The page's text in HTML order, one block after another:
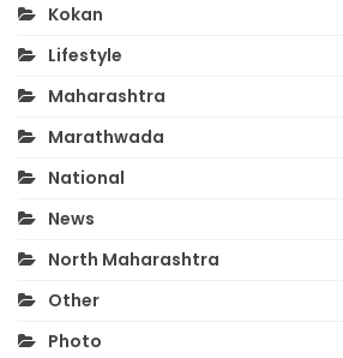
Kokan
Lifestyle
Maharashtra
Marathwada
National
News
North Maharashtra
Other
Photo